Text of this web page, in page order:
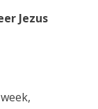
Jezus